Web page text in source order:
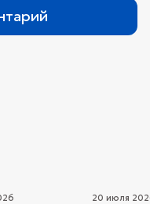
20 июля